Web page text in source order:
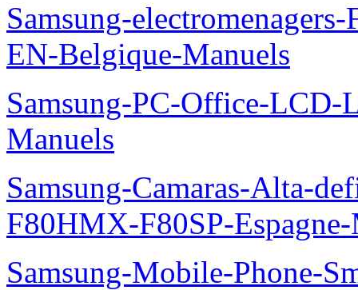
Samsung-
EN-Belgique-Manuels
Samsung-PC-Office-
Manuels
Samsung-Camaras-Alta-
F80HMX-F80SP-
Samsung-Mobile-Phone-